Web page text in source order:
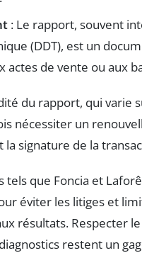
: Le rapport, souvent
(DDT), est un
actes de vente ou aux
du rapport, qui varie
nécessiter un
la signature de la
que Foncia et
éviter les litiges et
résultats. Respecter
restent un